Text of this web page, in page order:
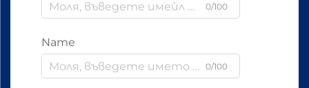
0/100
Name
0/100